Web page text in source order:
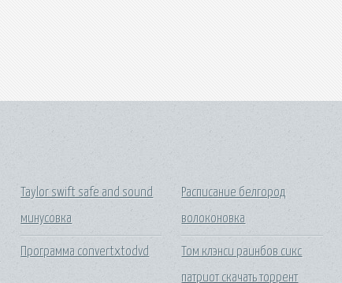
Taylor swift safe and sound
минусовка
Программа convertxtodvd
Расписание белгород
волоконовка
Том клэнси раинбов сикс
патриот скачать торрент